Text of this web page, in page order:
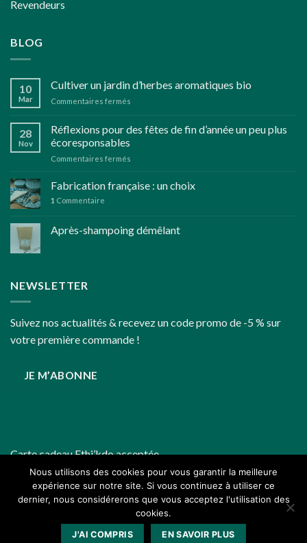
Revendeurs
BLOG
10
Mar
Cultiver un jardin d’herbes aromatiques bio
Commentaires fermés
jardin
28
Nov
Réflexions pour des fêtes de fin d’année un peu plus
écoresponsables
Commentaires fermés
pour
des
fin
d’année
Fabrication française : un choix
1 Commentaire
Après-shampoing démêlant
NEWSLETTER
Suivez nos actualités & recevez un code promo de -5 % sur
votre première commande !
JE M’ABONNE
Carte cadeauEthi’kdoacceptée
Nous utilisons des cookies pour vous garantir la meilleure
expérience sur notre site. Si vous continuez à utiliser ce
dernier, nous considérerons que vous acceptez l'utilisation des
cookies.
J'AI COMPRIS EN SAVOIR PLUS